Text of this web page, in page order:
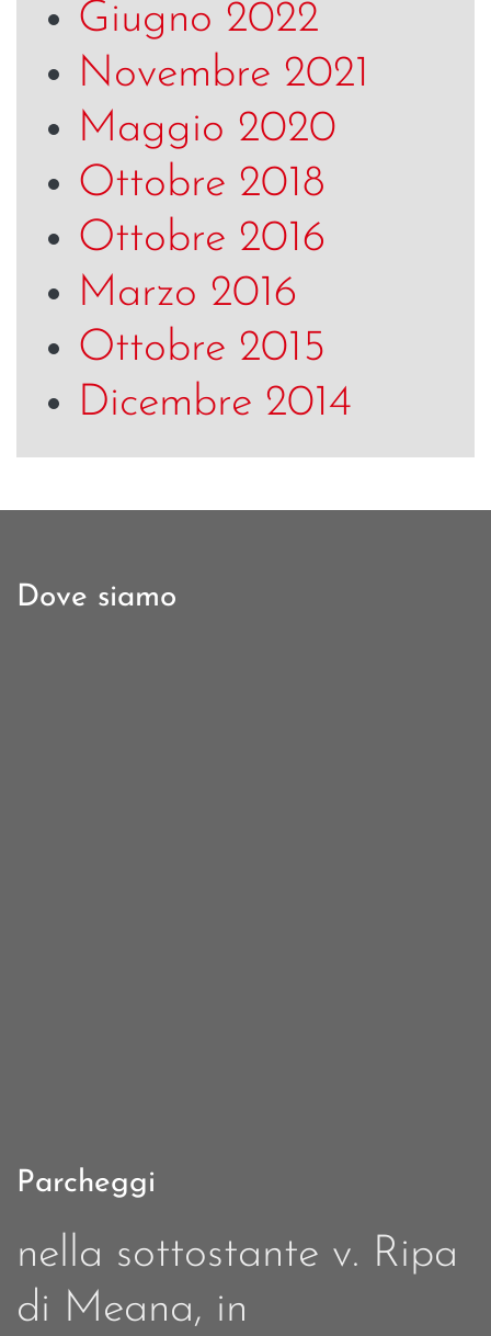
Giugno 2022
Novembre 2021
Maggio 2020
Ottobre 2018
Ottobre 2016
Marzo 2016
Ottobre 2015
Dicembre 2014
Dove siamo
Parcheggi
nella sottostante v. Ripa
di Meana, in